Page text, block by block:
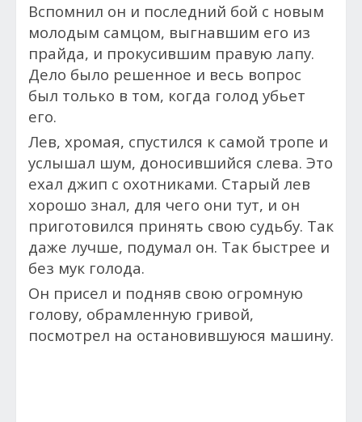
Вспомнил он и последний бой с новым
молодым самцом, выгнавшим его из
прайда, и прокусившим правую лапу.
Дело было решенное и весь вопрос
был только в том, когда голод убьет
его.
Лев, хромая, спустился к самой тропе и
услышал шум, доносившийся слева. Это
ехал джип с охотниками. Старый лев
хорошо знал, для чего они тут, и он
приготовился принять свою судьбу. Так
даже лучше, подумал он. Так быстрее и
без мук голода.
Он присел и подняв свою огромную
голову, обрамленную гривой,
посмотрел на остановившуюся машину.